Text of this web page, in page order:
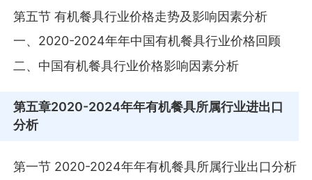
第五节 有机餐具行业价格走势及影响因素分析
一、2020-2024年年中国有机餐具行业价格回顾
二、中国有机餐具行业价格影响因素分析
第五章2020-2024年年有机餐具所属行业进出口
分析
第一节 2020-2024年年有机餐具所属行业出口分析